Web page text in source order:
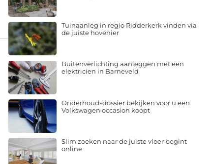
Tuinaanleg in regio Ridderkerk vinden via
de juiste hovenier
Buitenverlichting aanleggen met een
elektricien in Barneveld
Onderhoudsdossier bekijken voor u een
Volkswagen occasion koopt
Slim zoeken naar de juiste vloer begint
online